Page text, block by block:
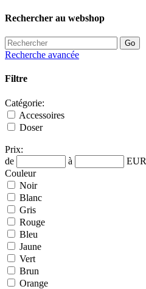
Rechercher au webshop
Recherche avancée
Filtre
Catégorie:
Accessoires
Doser
Prix:
de
à EUR
Couleur
Noir
Blanc
Gris
Rouge
Bleu
Jaune
Vert
Brun
Orange